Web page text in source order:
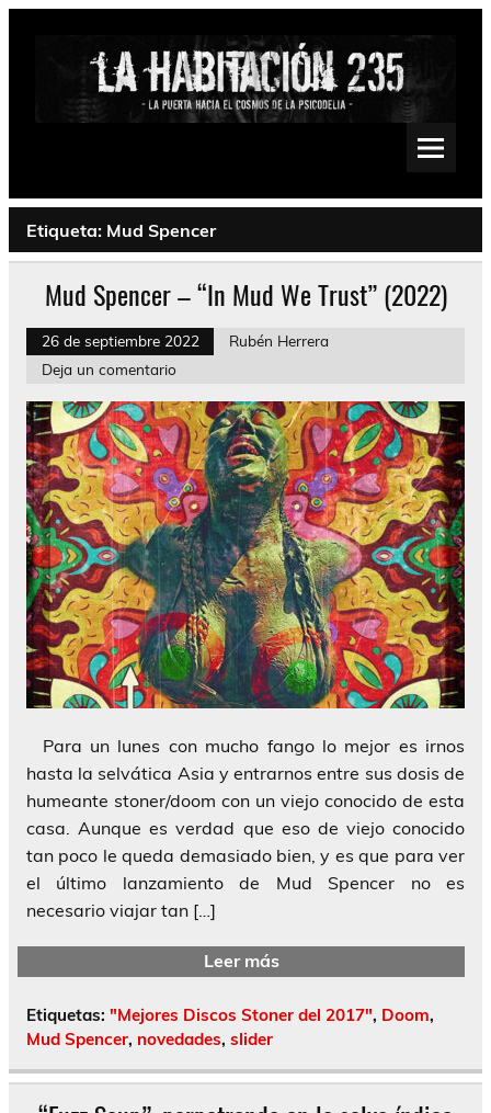
Saltar
Psychedelic, Stoner, Doom, Sludge, Fuzz, Space, Drone
Etiqueta: Mud Spencer
Mud Spencer – “In Mud We Trust” (2022)
26 de septiembre 2022
Rubén Herrera
Deja un comentario
Para un lunes con mucho fango lo mejor es irnos
hasta la selvática Asia y entrarnos entre sus dosis de
humeante stoner/doom con un viejo conocido de esta
casa. Aunque es verdad que eso de viejo conocido
tan poco le queda demasiado bien, y es que para ver
el último lanzamiento de Mud Spencer no es
necesario viajar tan […]
Leer más
Etiquetas: "Mejores Discos Stoner del 2017", Doom,
Mud Spencer, novedades, slider